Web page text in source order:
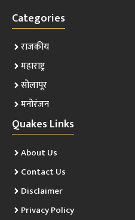
Categories
राजकीय
महाराष्ट्र
सोलापूर
मनोरंजन
Quakes Links
About Us
Contact Us
Disclaimer
Privacy Policy